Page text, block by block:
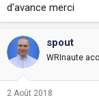
n
d'avance merci
spout
WRInaute
2 Août 2018